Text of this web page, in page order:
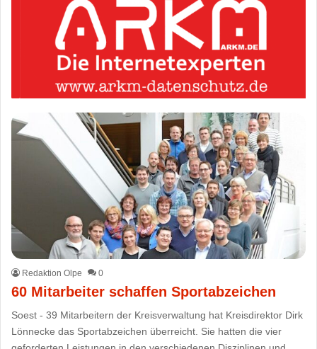
Redaktion Olpe 0
60 Mitarbeiter schaffen Sportabzeichen
Soest - 39 Mitarbeitern der Kreisverwaltung hat Kreisdirektor Dirk
Lönnecke das Sportabzeichen überreicht. Sie hatten die vier